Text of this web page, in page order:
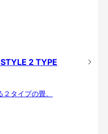
2 TYPE
タイプの畳。